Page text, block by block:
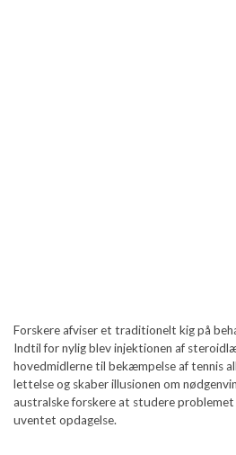
Forskere afviser et traditionelt kig på
Indtil for nylig blev injektionen af
hovedmidlerne til bekæmpelse af tennis
lettelse og skaber illusionen om
australske forskere at studere problemet
uventet opdagelse.